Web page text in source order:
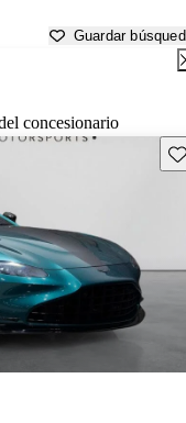
Guardar
concesionario